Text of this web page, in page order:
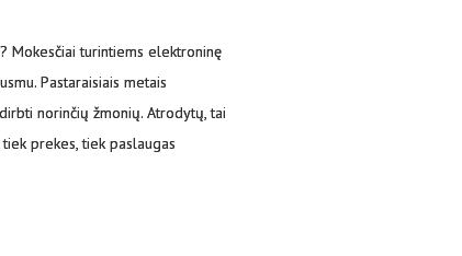
Mokesčiai turintiems elektroninę
Pastaraisiais metais
norinčių žmonių. Atrodytų, tai
prekes, tiek paslaugas